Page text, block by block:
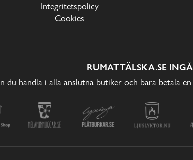
Integritetspolicy
Cookies
RUMATTÄLSKA.SE
du handla i alla anslutna butiker och bara betala